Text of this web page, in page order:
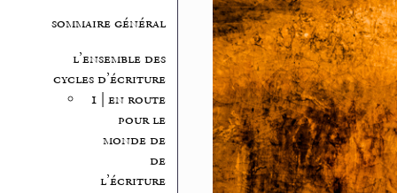
sommaire général
l’ensemble des
cycles d’écriture
1 | en route
pour le
monde de
de
l’écriture